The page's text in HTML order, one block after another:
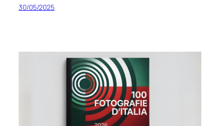
30/05/2025